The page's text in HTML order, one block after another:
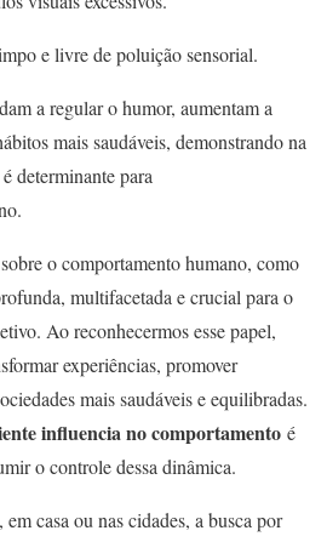
e livre de poluição sensorial.
a regular o humor, aumentam a
mais saudáveis, demonstrando na
é determinante para
.
o comportamento humano, como
multifacetada e crucial para o
Ao reconhecermos esse papel,
experiências, promover
mais saudáveis e equilibradas.
influencia no comportamento é
o controle dessa dinâmica.
casa ou nas cidades, a busca por